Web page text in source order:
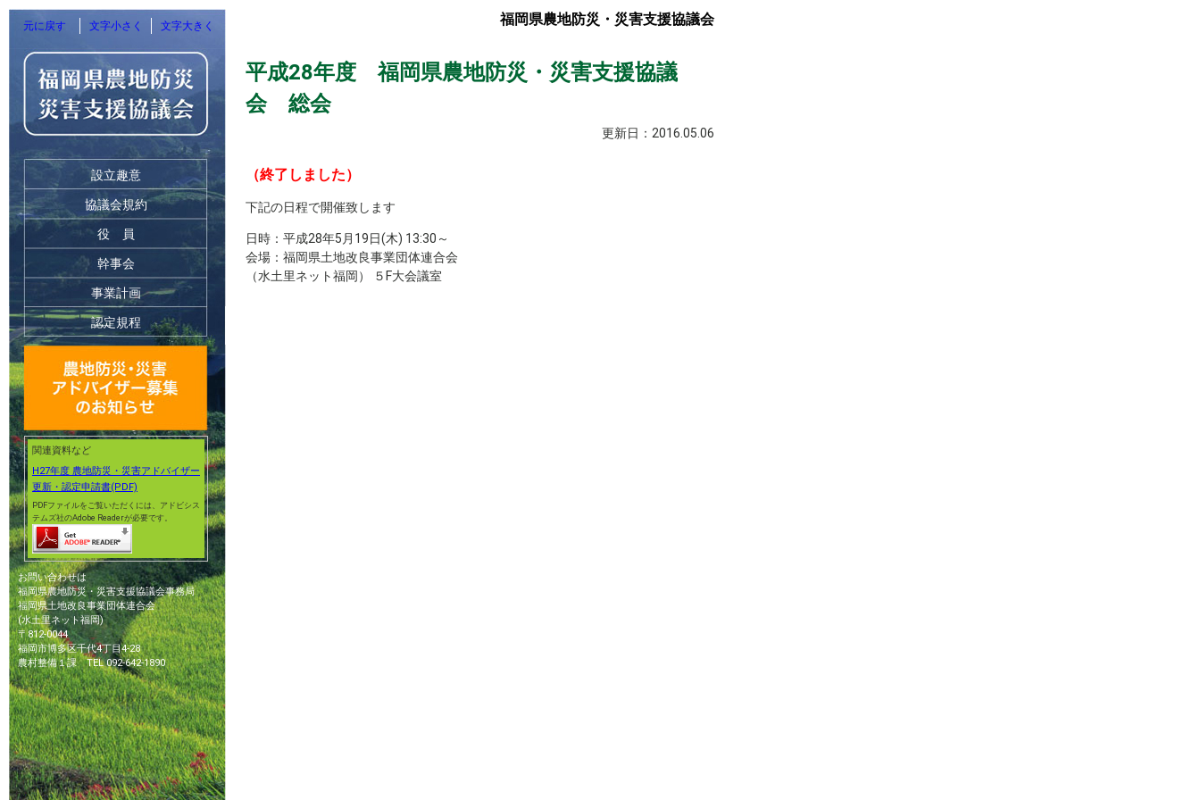
福岡県農地防災・災害支援協議会
平成28年度 福岡県農地防災・災害支援協議
会 総会
更新日：2016.05.06
（終了しました）
下記の日程で開催致します
日時：平成28年5月19日(木) 13:30～
会場：福岡県土地改良事業団体連合会
（水土里ネット福岡） ５F大会議室
元に戻す 文字小さく 文字大きく
設立趣意
協議会規約
役 員
幹事会
事業計画
認定規程
関連資料など
H27年度 農地防災・災害アドバイザー
更新・認定申請書(PDF)
PDFファイルをご覧いただくには、アドビシス
テムズ社のAdobe Readerが必要です。
お問い合わせは
福岡県農地防災・災害支援協議会事務局
福岡県土地改良事業団体連合会
(水土里ネット福岡)
〒812-0044
福岡市博多区千代4丁目4-28
農村整備１課 TEL 092-642-1890